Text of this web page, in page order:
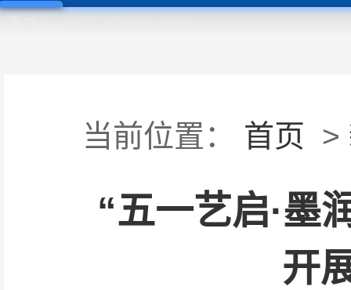
当前位置： 首页 >
“五一艺启·
开